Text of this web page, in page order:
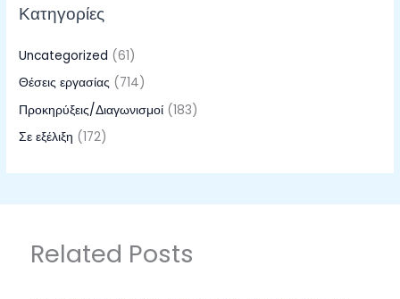
Κατηγορίες
Uncategorized (61)
Θέσεις εργασίας (714)
Προκηρύξεις/Διαγωνισμοί (183)
Σε εξέλιξη (172)
Related Posts